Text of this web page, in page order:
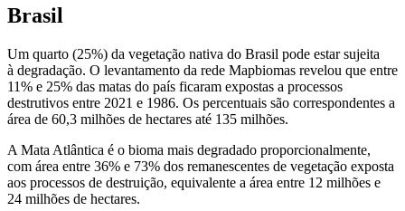
Brasil
Um quarto (25%) da vegetação nativa do Brasil pode estar sujeita
à degradação. O levantamento da rede Mapbiomas revelou que entre
11% e 25% das matas do país ficaram expostas a processos
destrutivos entre 2021 e 1986. Os percentuais são correspondentes a
área de 60,3 milhões de hectares até 135 milhões.
A Mata Atlântica é o bioma mais degradado proporcionalmente,
com área entre 36% e 73% dos remanescentes de vegetação exposta
aos processos de destruição, equivalente a área entre 12 milhões e
24 milhões de hectares.